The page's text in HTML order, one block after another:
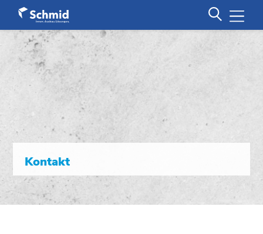
Kontakt